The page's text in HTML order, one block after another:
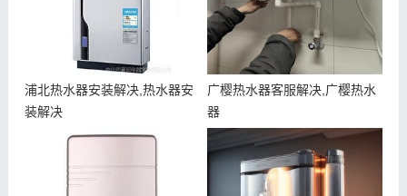
浦北热水器安装解决,热水器安
装解决
广樱热水器客服解决,广樱热水
器